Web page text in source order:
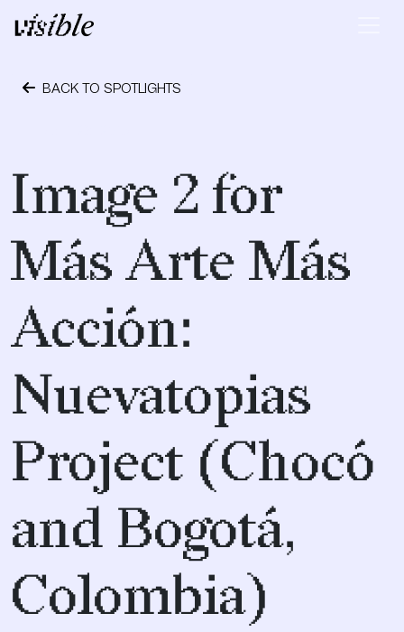
Skip to content
Main Navigation
BACK TO SPOTLIGHTS
Image 2 for
Más Arte Más
Acción:
Nuevatopias
Project (Chocó
and Bogotá,
Colombia)